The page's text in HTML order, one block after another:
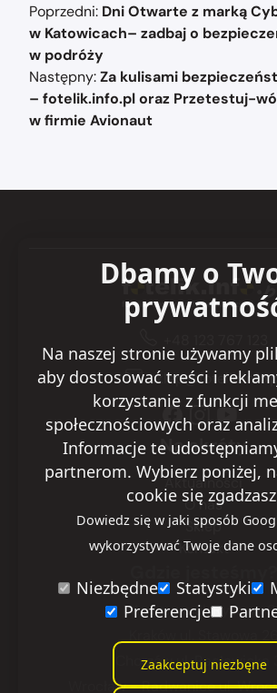
Nawigacja
wpisu
Poprzedni: Dni Otwarte z marką
w Katowicach– zadbaj o
w podróży
Następny:Za kulisami
– fotelik.info.pl oraz Przetestuj-
w firmie Avionaut
Na skróty
Aktualności
O nas
Sklep
Kontakt
Warszawaul. Ryżowa
Chorzówul. Racławicka
Wrocław - Radwaniceul.
Dbamy o
Na naszej stronie używamy
aby dostosować treści i
korzystanie z funkcji
społecznościowych oraz
Informacje te
partnerom. Wybierz poniżej,
cookie się
Dowiedz się w jaki sposób
wykorzystywać Twoje dane
Niezbędne Statystyki
Preferencje
Zaakceptuj niezbęne